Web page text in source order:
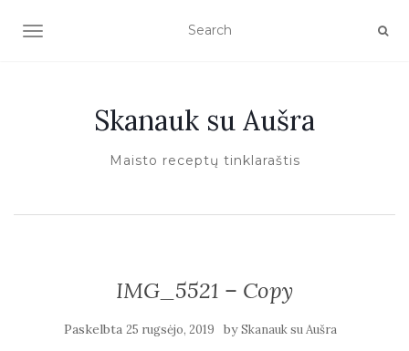
TOGGLE NAVIGATION
Skanauk su Aušra
Maisto receptų tinklaraštis
IMG_5521 – Copy
Paskelbta 25 rugsėjo, 2019 bySkanauk su Aušra